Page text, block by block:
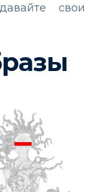
свои